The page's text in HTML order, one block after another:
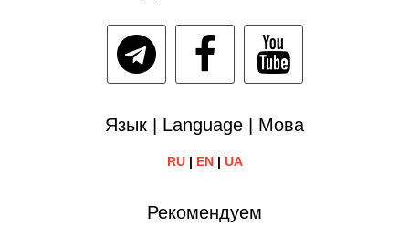
Язык | Language | Мова
RU| EN| UA
Рекомендуем